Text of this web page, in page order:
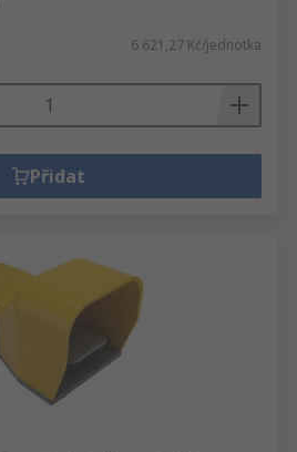
6 621,27 Kč/jednotka
Přidat